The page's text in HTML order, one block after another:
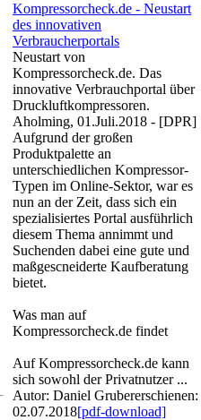
Kompressorcheck.de - Neustart
des innovativen
Verbraucherportals
Neustart von
Kompressorcheck.de. Das
innovative Verbrauchportal über
Druckluftkompressoren.
Aholming, 01.Juli.2018 - [DPR]
Aufgrund der großen
Produktpalette an
unterschiedlichen Kompressor-
Typen im Online-Sektor, war es
nun an der Zeit, dass sich ein
spezialisiertes Portal ausführlich
diesem Thema annimmt und
Suchenden dabei eine gute und
maßgescneiderte Kaufberatung
bietet.
Was man auf
Kompressorcheck.de findet
Auf Kompressorcheck.de kann
sich sowohl der Privatnutzer ...
Autor: Daniel Grubererschienen:
02.07.2018[pdf-download]